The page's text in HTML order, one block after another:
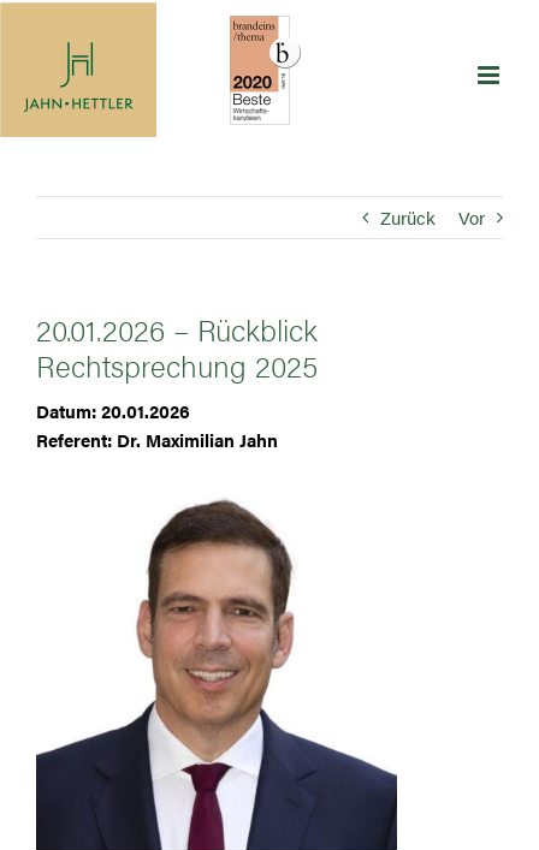
Zurück Vor
20.01.2026 – Rückblick
Rechtsprechung 2025
Datum: 20.01.2026
Referent: Dr. Maximilian Jahn